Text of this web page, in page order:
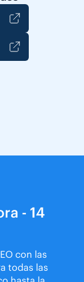
- 14
con las
todas las